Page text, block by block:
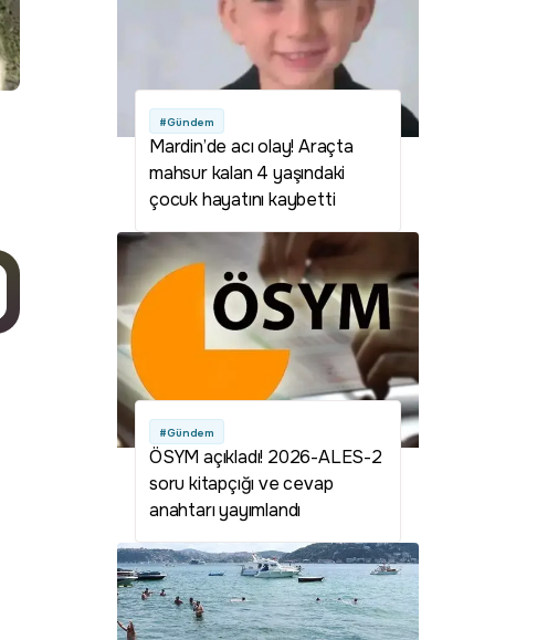
#Gündem
Mardin’de acı olay! Araçta
mahsur kalan 4 yaşındaki
çocuk hayatını kaybetti
#Gündem
ÖSYM açıkladı! 2026-ALES-2
soru kitapçığı ve cevap
anahtarı yayımlandı